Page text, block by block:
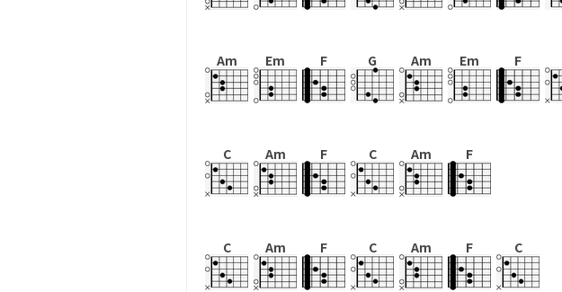
Am Em F G Am Em F
C Am F C Am F
C Am F C Am F C